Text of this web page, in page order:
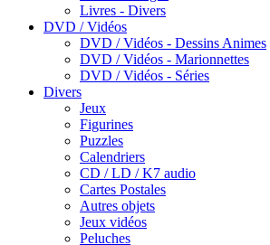
Livres - Divers
DVD / Vidéos
DVD / Vidéos - Dessins Animes
DVD / Vidéos - Marionnettes
DVD / Vidéos - Séries
Divers
Jeux
Figurines
Puzzles
Calendriers
CD / LD / K7 audio
Cartes Postales
Autres objets
Jeux vidéos
Peluches